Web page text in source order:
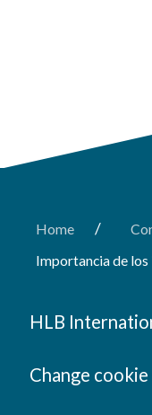
Home /
Importancia de
HLB
Change